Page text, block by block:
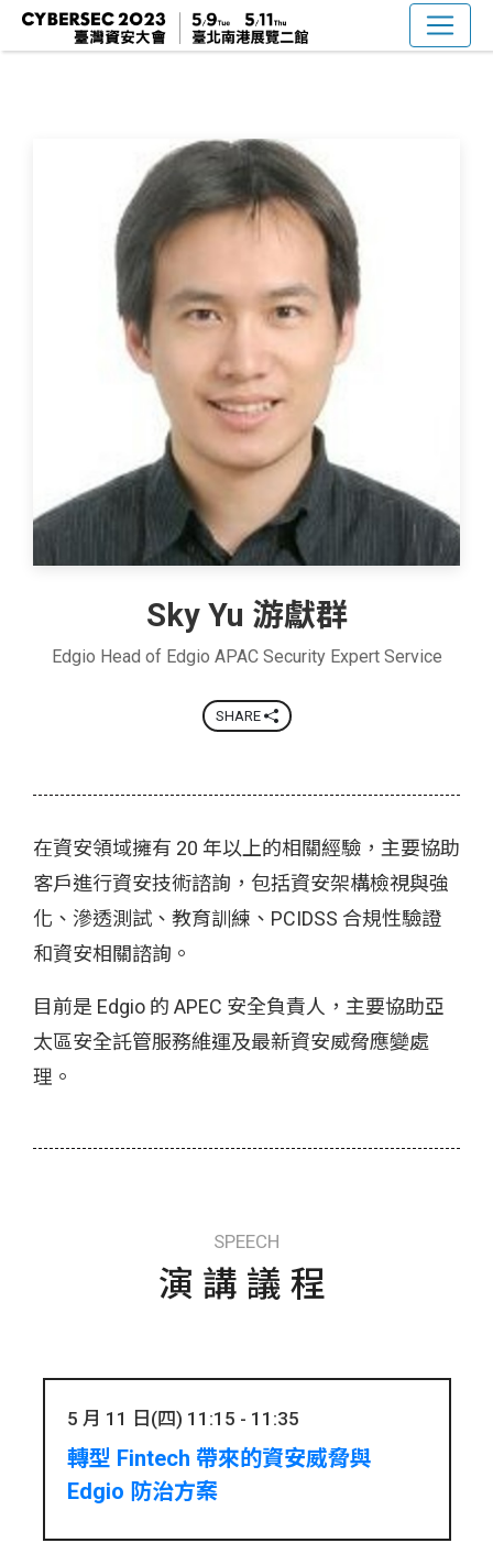
Sky Yu 游獻群
Edgio Head of Edgio APAC Security Expert Service
SHARE
在資安領域擁有 20 年以上的相關經驗，主要協助
客戶進行資安技術諮詢，包括資安架構檢視與強
化、滲透測試、教育訓練、PCIDSS 合規性驗證
和資安相關諮詢。
目前是 Edgio 的 APEC 安全負責人，主要協助亞
太區安全託管服務維運及最新資安威脅應變處
理。
SPEECH
演講議程
5 月 11 日(四) 11:15 - 11:35
轉型 Fintech 帶來的資安威脅與
Edgio 防治方案